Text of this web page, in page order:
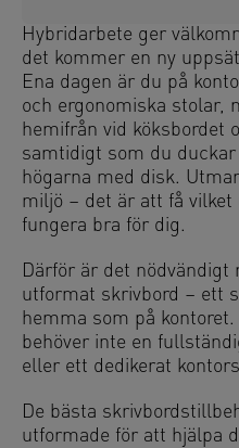
Hybridarbete ger
det kommer en ny
Ena dagen är du på
och ergonomiska stolar,
hemifrån vid köksbordet
samtidigt som du
högarna med disk.
miljö – det är att få
fungera bra för dig.
Därför är det
utformat skrivbord – ett
hemma som på
behöver inte en
eller ett dedikerat
De bästa
utformade för att hjälpa